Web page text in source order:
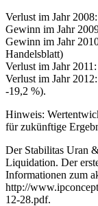
Verlust im Jahr
Gewinn im Jahr
Gewinn im Jahr
Handelsblatt)
Verlust im Jahr
Verlust im Jahr
-19,2 %).
Hinweis:
für zukünftige
Der Stabilitas Uran
Liquidation. Der
Informationen zum
http://
12-28.pdf.